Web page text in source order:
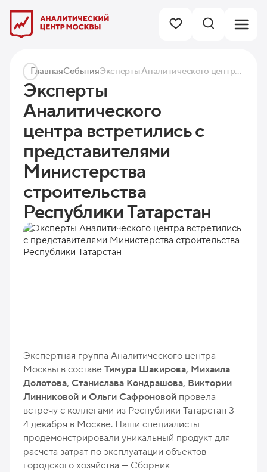
ГлавнаяСобытия Эксперты Аналитического центра встретились с представителями Министерства строительства Республики Татарстан
Эксперты
Аналитического
центра встретились с
представителями
Министерства
строительства
Республики Татарстан
Экспертная группа Аналитического центра
Москвы в составеТимура Шакирова, Михаила
Долотова, Станислава Кондрашова, Виктории
Линниковой и Ольги Сафроновой провела
встречу с коллегами из Республики Татарстан 3-
4 декабря в Москве. Наши специалисты
продемонстрировали уникальный продукт для
расчета затрат по эксплуатации объектов
городского хозяйства — Сборник